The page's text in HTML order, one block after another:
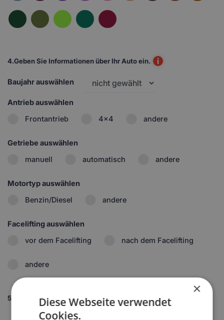
4.Geben Sie Informationen über Ihr Auto ein. i
Baujahr auswählen
Antrieb auswählen
Frontantrieb
4x4 andere
Getriebe auswählen
manuell
automatisch andere
Motortyp auswählen
Benzin/Diesel
andere
Facelifting auswählen
vor dem Facelifting
nach dem Facelifting
andere
5. Set wählen
×
Diese Webseite verwendet
Cookies.